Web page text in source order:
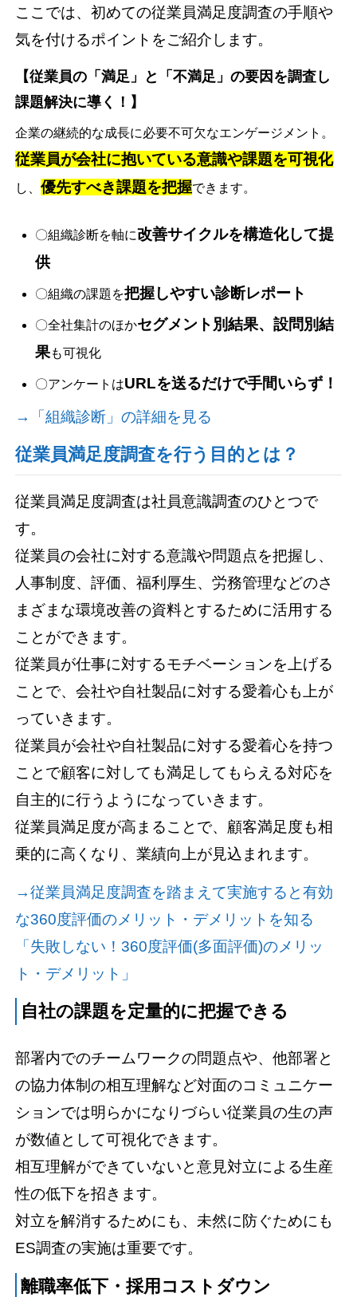
ここでは、初めての従業員満足度調査の手順や
気を付けるポイントをご紹介します。
【従業員の「満足」と「不満足」の要因を調査し
課題解決に導く！】
企業の継続的な成長に必要不可欠なエンゲージメント。
従業員が会社に抱いている意識や課題を可視化
し、優先すべき課題を把握できます。
〇組織診断を軸に改善サイクルを構造化して提
供
〇組織の課題を把握しやすい診断レポート
〇全社集計のほかセグメント別結果、設問別結
果も可視化
〇アンケートはURLを送るだけで手間いらず！
→「組織診断」の詳細を見る
従業員満足度調査を行う目的とは？
従業員満足度調査は社員意識調査のひとつで
す。
従業員の会社に対する意識や問題点を把握し、
人事制度、評価、福利厚生、労務管理などのさ
まざまな環境改善の資料とするために活用する
ことができます。
従業員が仕事に対するモチベーションを上げる
ことで、会社や自社製品に対する愛着心も上が
っていきます。
従業員が会社や自社製品に対する愛着心を持つ
ことで顧客に対しても満足してもらえる対応を
自主的に行うようになっていきます。
従業員満足度が高まることで、顧客満足度も相
乗的に高くなり、業績向上が見込まれます。
→従業員満足度調査を踏まえて実施すると有効
な360度評価のメリット・デメリットを知る
「失敗しない！360度評価(多面評価)のメリッ
ト・デメリット」
自社の課題を定量的に把握できる
部署内でのチームワークの問題点や、他部署と
の協力体制の相互理解など対面のコミュニケー
ションでは明らかになりづらい従業員の生の声
が数値として可視化できます。
相互理解ができていないと意見対立による生産
性の低下を招きます。
対立を解消するためにも、未然に防ぐためにも
ES調査の実施は重要です。
離職率低下・採用コストダウン